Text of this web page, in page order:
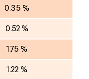
0.35 %
0.52 %
1.75 %
1.22 %